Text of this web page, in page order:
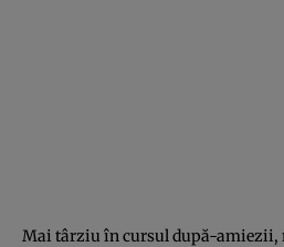
Mai târziu în cursul după-amiezii,